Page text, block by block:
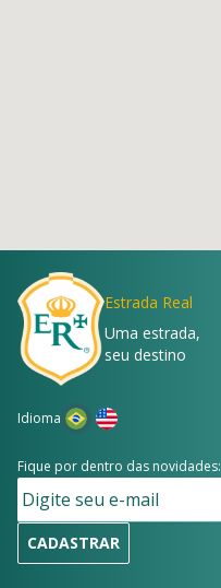
Estrada Real
Uma estrada,
seu destino
Idioma
Fique por dentro das novidades:
CADASTRAR